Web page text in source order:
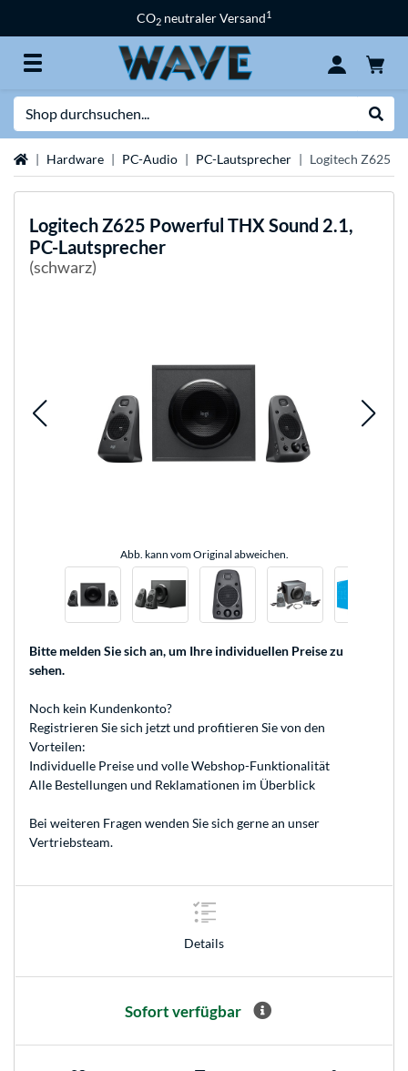
CO2 neutraler Versand1
StartseiteHardware PC-Audio PC-Lautsprecher Logitech Z625
LogitechZ625 Powerful THX Sound 2.1,
PC-Lautsprecher
(schwarz)
Abb. kann vom Original abweichen.
Bitte melden Sie sich an, um Ihre individuellen Preise zu
sehen.
Noch kein Kundenkonto?
Registrieren Sie sich jetzt und profitieren Sie von den
Vorteilen:
Individuelle Preise und volle Webshop-Funktionalität
Alle Bestellungen und Reklamationen im Überblick
Bei weiteren Fragen wenden Sie sich gerne an unser
Vertriebsteam.
Details
Sofort verfügbar